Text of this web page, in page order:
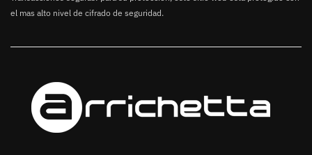
el mas alto nivel de cifrado de seguridad.